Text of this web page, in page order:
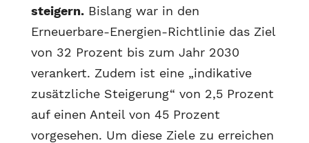
steigern.Bislang war in den
Erneuerbare-Energien-Richtlinie das Ziel
von 32 Prozent bis zum Jahr 2030
verankert. Zudem ist eine „indikative
zusätzliche Steigerung“ von 2,5 Prozent
auf einen Anteil von 45 Prozent
vorgesehen. Um diese Ziele zu erreichen